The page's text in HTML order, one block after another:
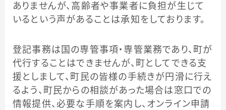
ありませんが、高齢者や事業者に負担が生じて
いるという声があることは承知をしております。
登記事務は国の専管事項・専管業務であり、町が
代行することはできませんが、町としてできる支
援としまして、町民の皆様の手続きが円滑に行え
るよう、町民からの相談があった場合は窓口での
情報提供、必要な手順を案内し、オンライン申請